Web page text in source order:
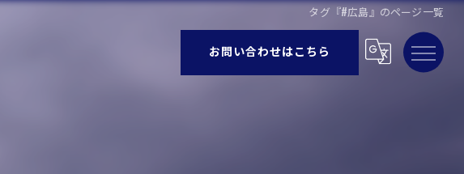
タグ『#広島』のページ一覧
お問い合わせはこちら